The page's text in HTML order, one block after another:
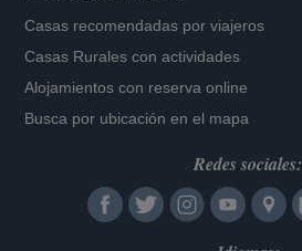
Casas recomendadas por viajeros
Casas Rurales con actividades
Alojamientos con reserva online
Busca por ubicación en el mapa
Redes sociales: